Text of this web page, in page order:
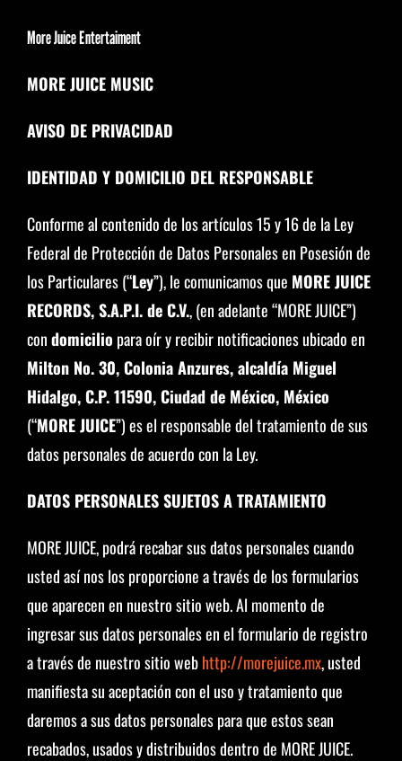
More Juice Entertaiment
MORE JUICE MUSIC
AVISO DE PRIVACIDAD
IDENTIDAD Y DOMICILIO DEL RESPONSABLE
Conforme al contenido de los artículos 15 y 16 de la Ley
Federal de Protección de Datos Personales en Posesión de
los Particulares (“Ley”), le comunicamos que MORE JUICE
RECORDS, S.A.P.I. de C.V., (en adelante “MORE JUICE”)
condomicilio para oír y recibir notificaciones ubicado en
Milton No. 30, Colonia Anzures, alcaldía Miguel
Hidalgo, C.P. 11590, Ciudad de México, México
(“MORE JUICE”) es el responsable del tratamiento de sus
datos personales de acuerdo con la Ley.
DATOS PERSONALES SUJETOS A TRATAMIENTO
MORE JUICE, podrá recabar sus datos personales cuando
usted así nos los proporcione a través de los formularios
que aparecen en nuestro sitio web. Al momento de
ingresar sus datos personales en el formulario de registro
a través de nuestro sitio webhttp://morejuice.mx, usted
manifiesta su aceptación con el uso y tratamiento que
daremos a sus datos personales para que estos sean
recabados, usados y distribuidos dentro de MORE JUICE.